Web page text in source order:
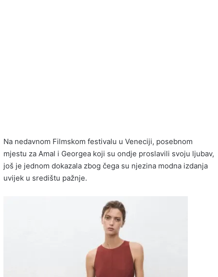
Na nedavnom Filmskom festivalu u Veneciji, posebnom
mjestu za Amal i Georgea koji su ondje proslavili svoju ljubav,
još je jednom dokazala zbog čega su njezina modna izdanja
uvijek u središtu pažnje.